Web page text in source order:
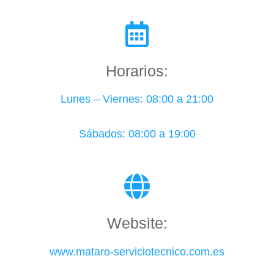
Horarios:
Lunes – Viernes: 08:00 a 21:00
Sábados: 08:00 a 19:00
Website:
www.mataro-serviciotecnico.com.es